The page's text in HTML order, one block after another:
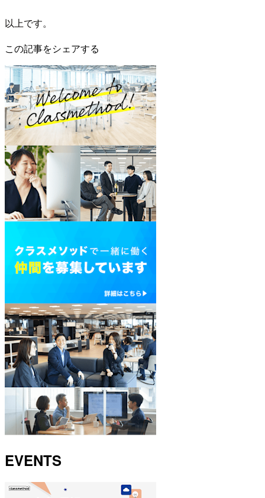
以上です。
この記事をシェアする
EVENTS